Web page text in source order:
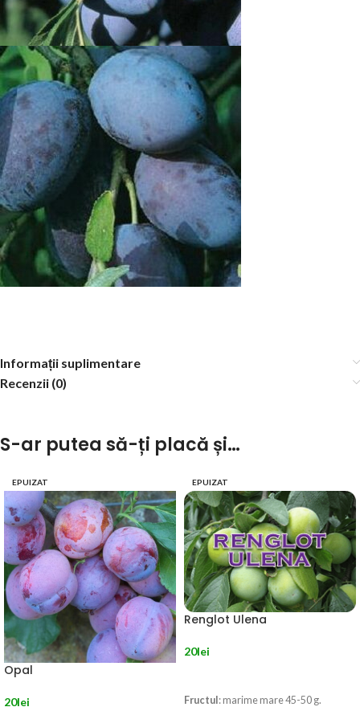
Informații suplimentare
Recenzii (0)
S-ar putea să-ți placă și…
EPUIZAT
Opal
20lei
EPUIZAT
Renglot Ulena
20lei
Fructul : marime mare 45-50 g.